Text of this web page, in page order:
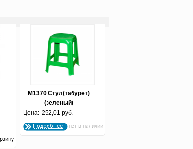
М1370 Стул(табурет)
(зеленый)
Цена: 252,01 руб.
Подробнее